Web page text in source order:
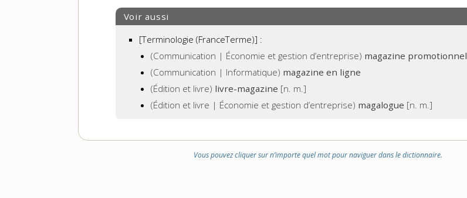
Voir aussi
[Terminologie (FranceTerme)] :
(Communication | Économie et gestion d’entreprise) magazine promotionnel
(Communication | Informatique) magazine en ligne
(Édition et livre) livre-magazine [n. m.]
(Édition et livre | Économie et gestion d’entreprise) magalogue [n. m.]
Vous pouvez cliquer sur n’importe quel mot pour naviguer dans le dictionnaire.